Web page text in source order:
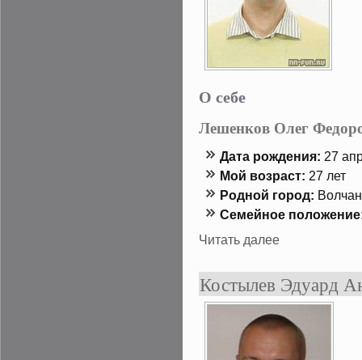
О себе
Лешенков Олег
Дата рождения: 27
Мой возраст: 27 лет
Роднοй гοрод:
Семейнοе
Читать далее
Костылев Эдуард